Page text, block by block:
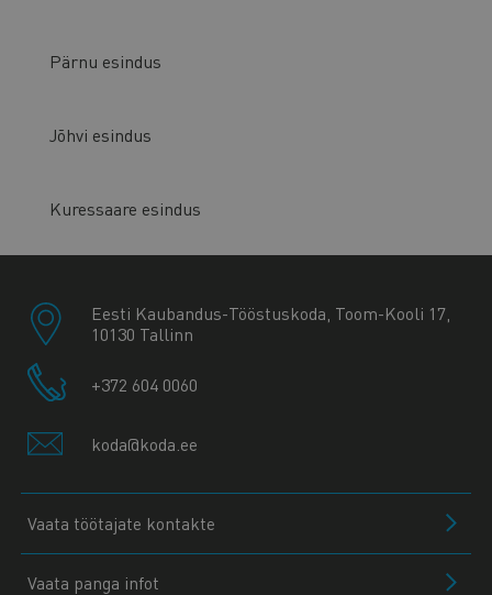
Pärnu esindus
Jõhvi esindus
Kuressaare esindus
Eesti Kaubandus-Tööstuskoda, Toom-Kooli 17,
10130 Tallinn
+372 604 0060
koda@koda.ee
Vaata töötajate kontakte
Vaata panga infot